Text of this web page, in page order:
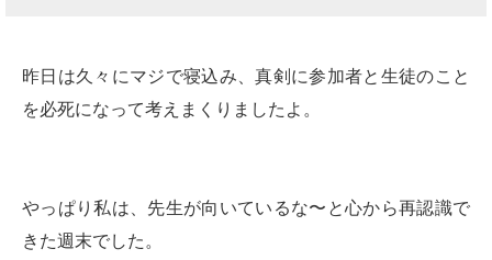
昨日は久々にマジで寝込み、真剣に参加者と生徒のこと
を必死になって考えまくりましたよ。
やっぱり私は、先生が向いているな〜と心から再認識で
きた週末でした。